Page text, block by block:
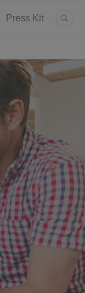
Press Kit